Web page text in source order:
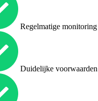
Regelmatige monitoring
Duidelijke voorwaarden